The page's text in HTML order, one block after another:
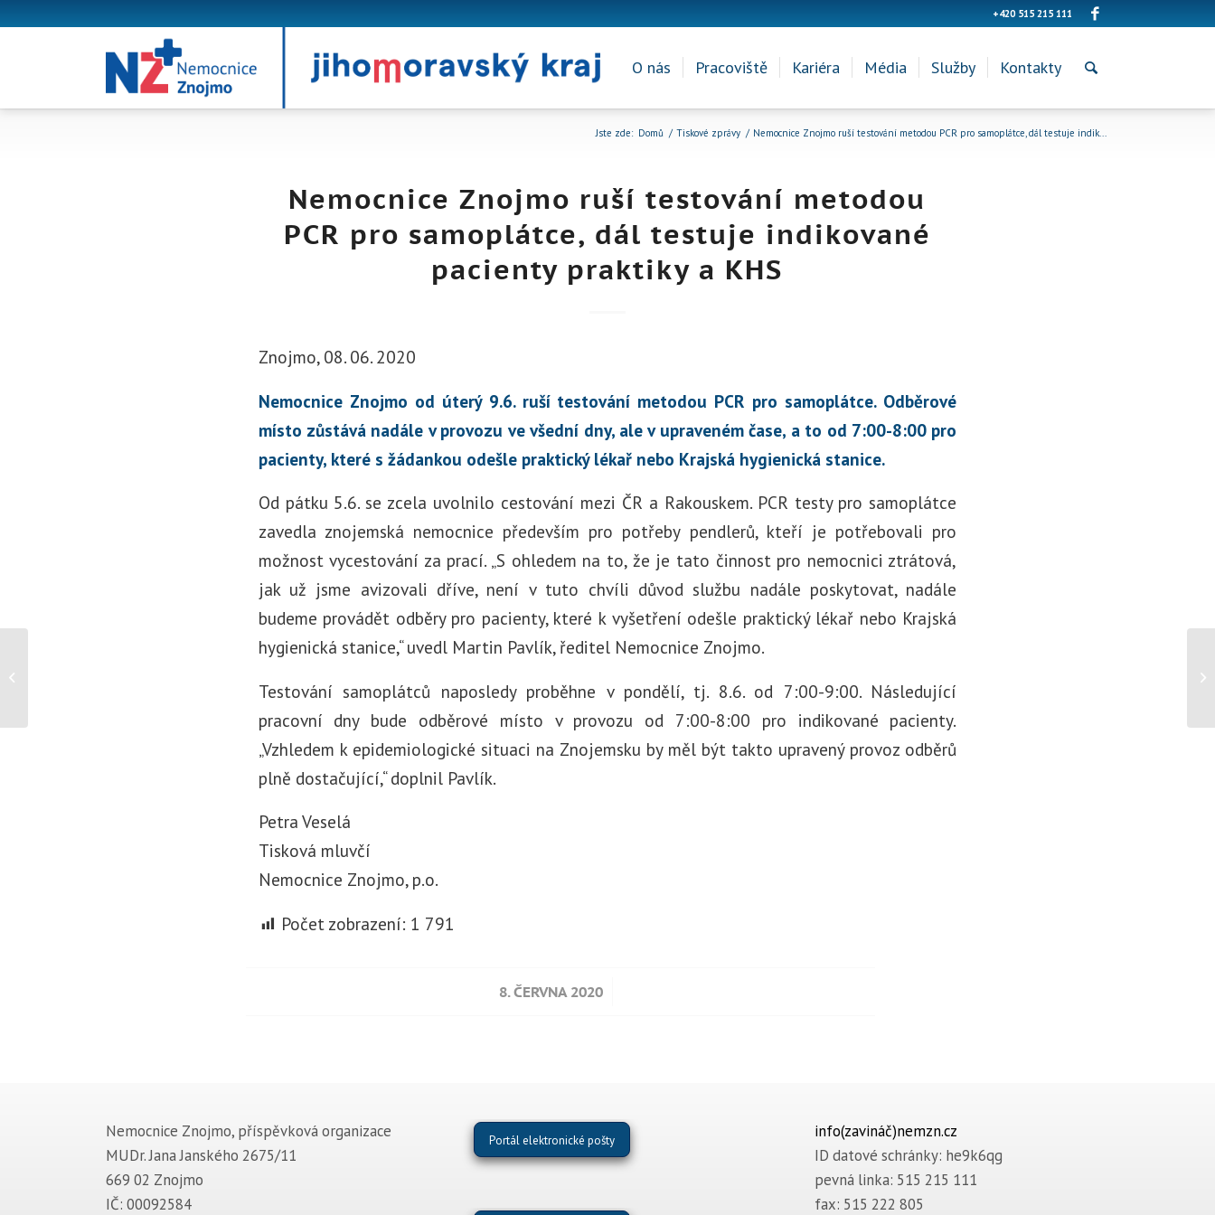
+420 515 215 111
O nás Pracoviště Kariéra Média Služby Kontakty
Jste zde: Domů / Tiskové zprávy / Nemocnice Znojmo ruší testování metodou PCR pro samoplátce, dál testuje indik...
Nemocnice Znojmo ruší testování metodou
PCR pro samoplátce, dál testuje indikované
pacienty praktiky a KHS
Znojmo, 08. 06. 2020
Nemocnice Znojmo od úterý 9.6. ruší testování metodou PCR pro samoplátce. Odběrové
místo zůstává nadále v provozu ve všední dny, ale v upraveném čase, a to od 7:00-8:00 pro
pacienty, které s žádankou odešle praktický lékař nebo Krajská hygienická stanice.
Od pátku 5.6. se zcela uvolnilo cestování mezi ČR a Rakouskem. PCR testy pro samoplátce
zavedla znojemská nemocnice především pro potřeby pendlerů, kteří je potřebovali pro
možnost vycestování za prací. „S ohledem na to, že je tato činnost pro nemocnici ztrátová,
jak už jsme avizovali dříve, není v tuto chvíli důvod službu nadále poskytovat, nadále
budeme provádět odběry pro pacienty, které k vyšetření odešle praktický lékař nebo Krajská
hygienická stanice,“ uvedl Martin Pavlík, ředitel Nemocnice Znojmo.
Testování samoplátců naposledy proběhne v pondělí, tj. 8.6. od 7:00-9:00. Následující
pracovní dny bude odběrové místo v provozu od 7:00-8:00 pro indikované pacienty.
„Vzhledem k epidemiologické situaci na Znojemsku by měl být takto upravený provoz odběrů
plně dostačující,“ doplnil Pavlík.
Petra Veselá
Tisková mluvčí
Nemocnice Znojmo, p.o.
Počet zobrazení: 1 791
8. ČERVNA 2020
/
Nemocnice Znojmo, příspěvková organizace
MUDr. Jana Janského 2675/11
669 02 Znojmo
IČ: 00092584
Portál elektronické pošty
info(zavináč)nemzn.cz
ID datové schránky: he9k6qg
pevná linka: 515 215 111
fax: 515 222 805